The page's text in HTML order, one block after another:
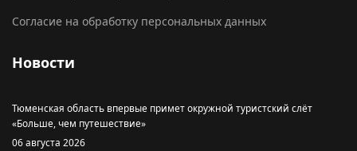
Согласие на обработку персональных данных
Новости
Тюменская область впервые примет окружной туристский слёт
«Больше, чем путешествие»
06 августа 2026